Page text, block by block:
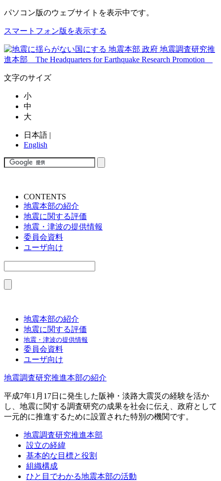
パソコン版のウェブサイトを表示中です。
スマートフォン版を表示する
文字のサイズ
小
中
大
日本語 |
English
CONTENTS
地震本部の紹介
地震に関する評価
地震・津波の提供情報
委員会資料
ユーザ向け
地震本部の紹介
地震に関する評価
地震・津波の提供情報
委員会資料
ユーザ向け
地震調査研究推進本部の紹介
平成7年1月17日に発生した阪神・淡路大震災の経験を活か
し、地震に関する調査研究の成果を社会に伝え、政府として
一元的に推進するために設置された特別の機関です。
地震調査研究推進本部
設立の経緯
基本的な目標と役割
組織構成
ひと目でわかる地震本部の活動